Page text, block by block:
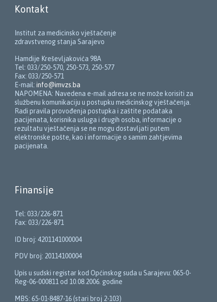
Kontakt
Institut za medicinsko vještačenje
zdravstvenog stanja Sarajevo
Hamdije Kreševljakovića 98A
Tel: 033/250-570, 250-573, 250-577
Fax: 033/250-571
E-mail: info@imvzs.ba
NAPOMENA: Navedena e-mail adresa se ne može korisiti za
službenu komunikaciju u postupku medicinskog vještačenja.
Radi pravila provođenja postupka i zaštite podataka
pacijenata, korisnika usluga i drugih osoba, informacije o
rezultatu vještačenja se ne mogu dostavljati putem
elektronske pošte, kao i informacije o samim zahtjevima
pacijenata.
Finansije
Tel: 033/226-871
Fax: 033/226-871
ID broj: 4201141000004
PDV broj: 20114100004
Upis u sudski registar kod Općinskog suda u Sarajevu: 065-0-
Reg-06-000811 od 10.08.2006. godine
MBS: 65-01-8487-16 (stari broj 2-103)